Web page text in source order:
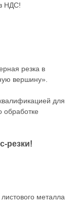
НДС!
резка в
вершину».
для
обработке
резки!
листового металла